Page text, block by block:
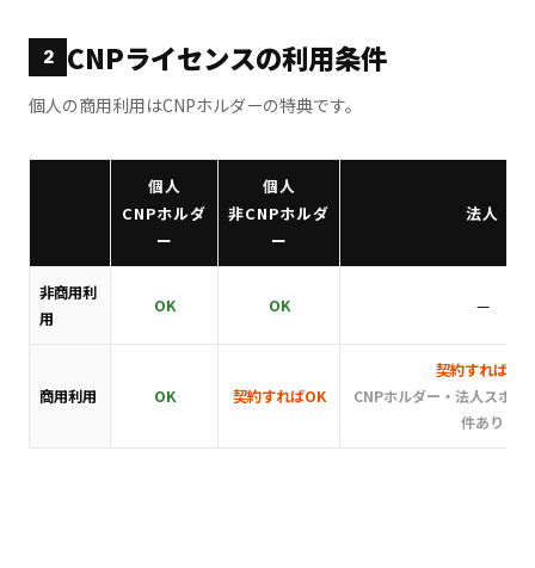
2 CNPライセンスの利用条件
個人の商用利用はCNPホルダーの特典です。
個人
CNPホルダ
ー
個人
非CNPホルダ
ー
法人
非商用利
用
OK OK —
商用利用 OK 契約すればOK
契約すればOK
CNPホルダー・法人スポン
件あり